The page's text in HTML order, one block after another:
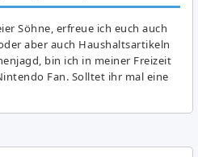
Söhne, erfreue ich euch auch
aber auch Haushaltsartikeln
bin ich in meiner Freizeit
Fan. Solltet ihr mal eine